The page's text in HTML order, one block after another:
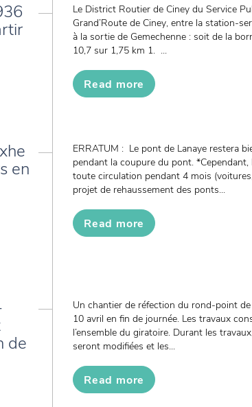
Le District Routier de Ciney du Service
Grand’Route de Ciney, entre la station-
à la sortie de Gemechenne : soit de la
10,7 sur 1,75 km 1. ...
Read more
en
ERRATUM : Le pont de Lanaye restera
pendant la coupure du pont.
toute circulation pendant 4 mois
projet de rehaussement des ponts...
Read more
de
Un chantier de réfection du rond-point
10 avril en fin de journée. Les travaux
l’ensemble du giratoire. Durant les
seront modifiées et les...
Read more